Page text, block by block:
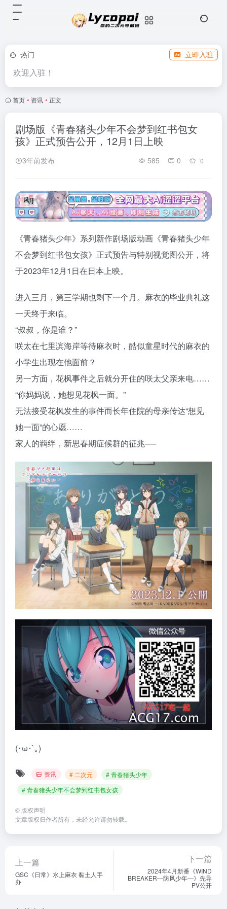
热门 立即入驻
欢迎入驻！
首页 • 资讯 • 正文
剧场版《青春猪头少年不会梦到红书包女
孩》正式预告公开，12月1日上映
3年前发布 585 0 0
《青春猪头少年》系列新作剧场版动画《青春猪头少年
不会梦到红书包女孩》正式预告与特别视觉图公开，将
于2023年12月1日在日本上映。
进入三月，第三学期也剩下一个月。麻衣的毕业典礼这
一天终于来临。
“叔叔，你是谁？”
咲太在七里滨海岸等待麻衣时，酷似童星时代的麻衣的
小学生出现在他面前？
另一方面，花枫事件之后就分开住的咲太父亲来电……
“你妈妈说，她想见花枫一面。”
无法接受花枫发生的事件而长年住院的母亲传达“想见
她一面”的心愿……
家人的羁绊，新思春期症候群的征兆──
(･ω･`｡)
资讯 # 二次元
# 青春猪头少年
# 青春猪头少年不会梦到红书包女孩
© 版权声明
文章版权归作者所有，未经允许请勿转载。
上一篇
GSC《日常》水上麻衣 黏土人手
办
下一篇
2024年4月新番《WIND
BREAKER—防风少年—》先导
PV公开